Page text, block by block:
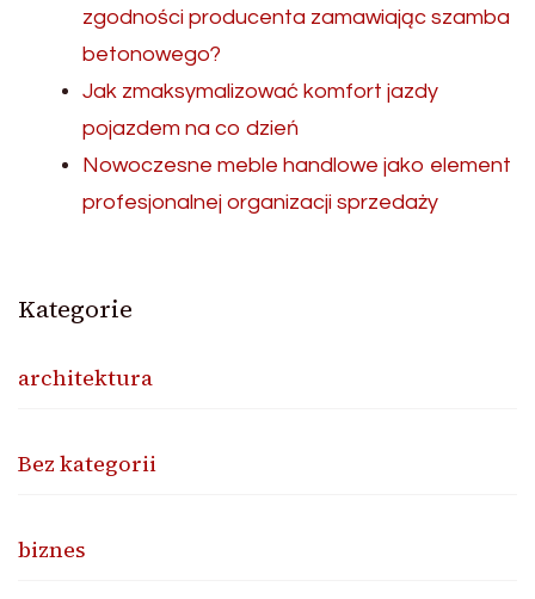
zgodności producenta zamawiając szamba
betonowego?
Jak zmaksymalizować komfort jazdy
pojazdem na co dzień
Nowoczesne meble handlowe jako element
profesjonalnej organizacji sprzedaży
Kategorie
architektura
Bez kategorii
biznes